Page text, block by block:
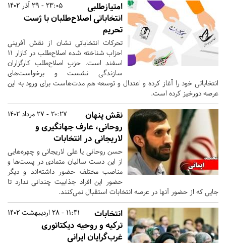
23:05 - 29 آذر 1402
امتیازطلبی
انتخاباتی اصلاح‌طلبان با ژست
تحریم
تحرکات انتخاباتی نشان از نقش آفرینی
احزاب شناخته شده اصلاح‌طلب در کازار ۱۱
اسفند است. حزبِ اصلاح‌طلب کارگزاران
سازندگی نشست و برخواست‌های
انتخاباتی خود را آغاز کرده و اعتدال و توسعه هم مدت‌هاست برای ورود به این
عرصه دورخیز کرده است.
20:27 - 27 مرداد 1402
نقش پنهان
روحانی، عارف جهانگیری و
لاریجانی در انتخابات
حسن روحانی یا علی لاریجانی و چهره‌هایی
از این دست سالیان متمادی در پست‌ها و
مناصب مختلف حضور داشته‌اند و دیگر
حضور این افراد جذابیت چندانی ندارد تا
جایی که از حضور آنها در عرصه انتخابات استقبال نمی‌کنند.
11:41 - 28 اردیبهشت 1402
انتخابات
ترکیه و روحیه دیکتاتوری
غرب‌گرایان ایرانی